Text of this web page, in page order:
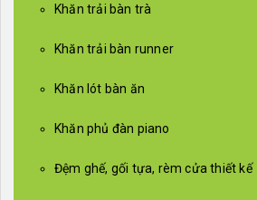
Khăn trải bàn trà
Khăn trải bàn runner
Khăn lót bàn ăn
Khăn phủ đàn piano
Đệm ghế, gối tựa, rèm cửa thiết kế